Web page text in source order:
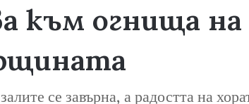
към огнища на
се завърна, а радостта на